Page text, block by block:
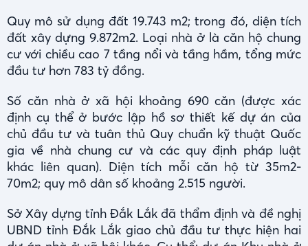
Quy mô sử dụng đất 19.743 m2; trong đó, diện tích
đất xây dựng 9.872m2. Loại nhà ở là căn hộ chung
cư với chiều cao 7 tầng nổi và tầng hầm, tổng mức
đầu tư hơn 783 tỷ đồng.
Số căn nhà ở xã hội khoảng 690 căn (được xác
định cụ thể ở bước lập hồ sơ thiết kế dự án của
chủ đầu tư và tuân thủ Quy chuẩn kỹ thuật Quốc
gia về nhà chung cư và các quy định pháp luật
khác liên quan). Diện tích mỗi căn hộ từ 35m2-
70m2; quy mô dân số khoảng 2.515 người.
Sở Xây dựng tỉnh Đắk Lắk đã thẩm định và đề nghị
UBND tỉnh Đắk Lắk giao chủ đầu tư thực hiện hai